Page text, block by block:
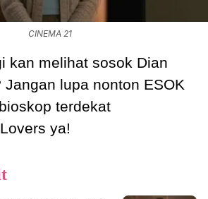
CINEMA 21
kan melihat sosok Dian
Jangan lupa nonton ESOK
terdekat
ya!